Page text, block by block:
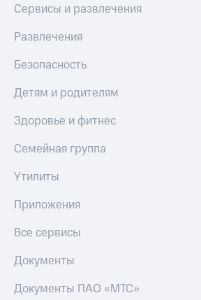
Сервисы и развлечения
Развлечения
Безопасность
Детям и родителям
Здоровье и фитнес
Семейная группа
Утилиты
Приложения
Все сервисы
Документы
Документы ПАО «МТС»